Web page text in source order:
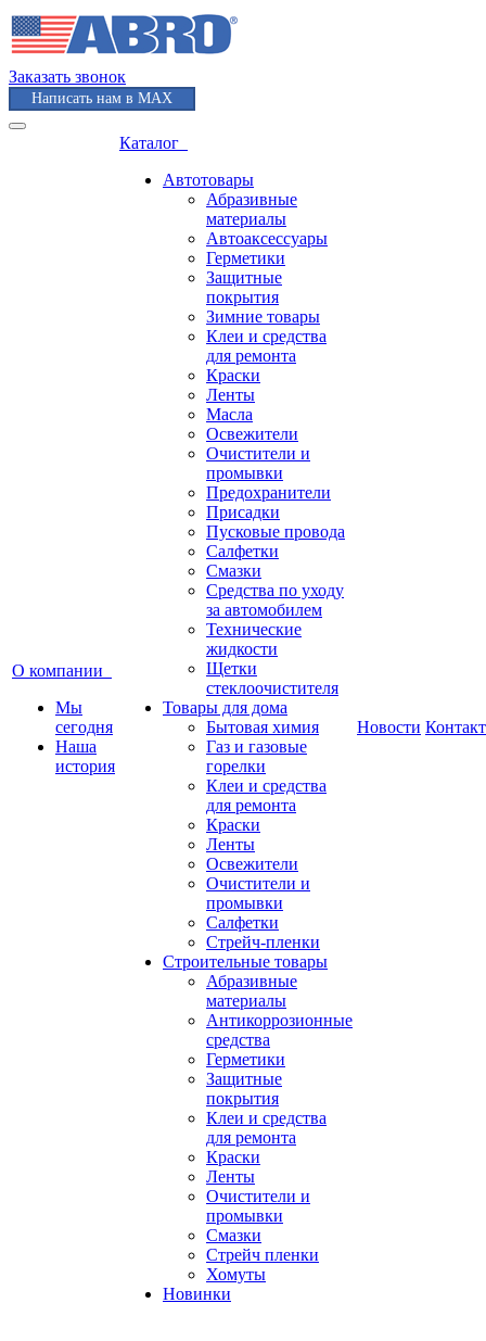
Заказать звонок
Написать нам в MAX
О компании
Мы
сегодня
Наша
история
Каталог
Автотовары
Абразивные
материалы
Автоаксессуары
Герметики
Защитные
покрытия
Зимние товары
Клеи и средства
для ремонта
Краски
Ленты
Масла
Освежители
Очистители и
промывки
Предохранители
Присадки
Пусковые провода
Салфетки
Смазки
Средства по уходу
за автомобилем
Технические
жидкости
Щетки
стеклоочистителя
Товары для дома
Бытовая химия
Газ и газовые
горелки
Клеи и средства
для ремонта
Краски
Ленты
Освежители
Очистители и
промывки
Салфетки
Стрейч-пленки
Строительные товары
Абразивные
материалы
Антикоррозионные
средства
Герметики
Защитные
покрытия
Клеи и средства
для ремонта
Краски
Ленты
Очистители и
промывки
Смазки
Стрейч пленки
Хомуты
Новинки
Новости